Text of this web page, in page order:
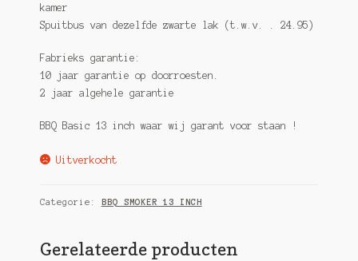
kamer
Spuitbus van dezelfde zwarte lak (t.w.v. . 24.95)
Fabrieks garantie:
10 jaar garantie op doorroesten.
2 jaar algehele garantie
BBQ Basic 13 inch waar wij garant voor staan !
Uitverkocht
Categorie: BBQ SMOKER 13 INCH
Gerelateerde producten